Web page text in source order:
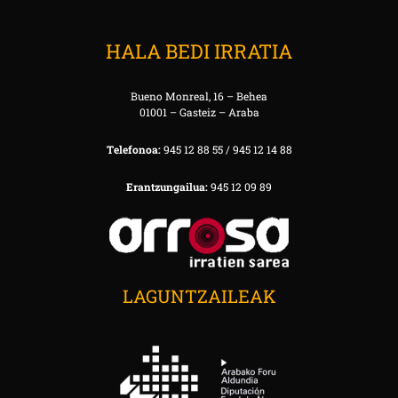
HALA BEDI IRRATIA
Bueno Monreal, 16 – Behea
01001 – Gasteiz – Araba
Telefonoa:945 12 88 55 / 945 12 14 88
Erantzungailua:945 12 09 89
LAGUNTZAILEAK